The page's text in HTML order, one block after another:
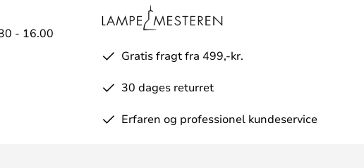
- 16.00
Gratis fragt fra 499,-kr.
30 dages returret
Erfaren og professionel kundeservice